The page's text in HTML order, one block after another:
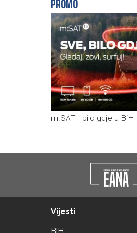
PROMO
m:SAT - bilo gdje u BiH
Vijesti
BiH